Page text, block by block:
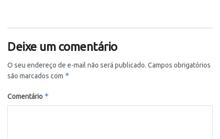
Deixe um comentário
O seu endereço de e-mail não será publicado. Campos obrigatórios
são marcados com *
Comentário *